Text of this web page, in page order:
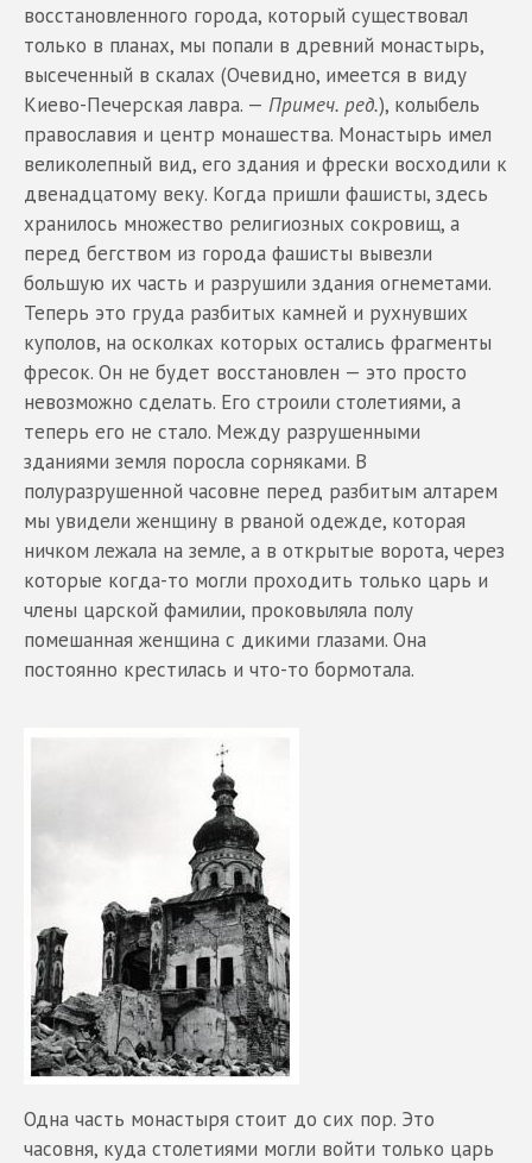
восстановленного города, который существовал
только в планах, мы попали в древний монастырь,
высеченный в скалах (Очевидно, имеется в виду
Киево-Печерская лавра. — Примеч. ред.), колыбель
православия и центр монашества. Монастырь имел
великолепный вид, его здания и фрески восходили к
двенадцатому веку. Когда пришли фашисты, здесь
хранилось множество религиозных сокровищ, а
перед бегством из города фашисты вывезли
большую их часть и разрушили здания огнеметами.
Теперь это груда разбитых камней и рухнувших
куполов, на осколках которых остались фрагменты
фресок. Он не будет восстановлен — это просто
невозможно сделать. Его строили столетиями, а
теперь его не стало. Между разрушенными
зданиями земля поросла сорняками. В
полуразрушенной часовне перед разбитым алтарем
мы увидели женщину в рваной одежде, которая
ничком лежала на земле, а в открытые ворота, через
которые когда-то могли проходить только царь и
члены царской фамилии, проковыляла полу
помешанная женщина с дикими глазами. Она
постоянно крестилась и что-то бормотала.
Одна часть монастыря стоит до сих пор. Это
часовня, куда столетиями могли войти только царь